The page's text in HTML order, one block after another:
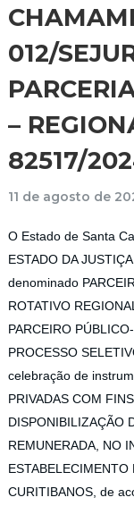
012/
–
82517/
11 de agosto de
O Estado de Santa
ESTADO DA
denominado
ROTATIVO
PARCEIRO
PROCESSO
celebração de
PRIVADAS COM
DISPONIBILIZAÇÃO
REMUNERADA, NO
ESTABELECIMENTO
CURITIBANOS, de